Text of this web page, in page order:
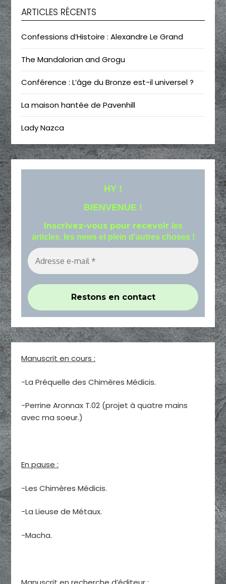
ARTICLES RÉCENTS
Confessions d’Histoire : Alexandre Le Grand
The Mandalorian and Grogu
Conférence : L’âge du Bronze est-il universel ?
La maison hantée de Pavenhill
Lady Nazca
HY !
BIENVENUE !
Inscrivez-vous pour recevoir les
articles, les news et plein d'autres choses !
Manuscrit en cours :
-La Préquelle des Chimères Médicis.
-Perrine Aronnax T.02 (projet à quatre mains
avec ma soeur.)
En pause :
-Les Chimères Médicis.
-La Lieuse de Métaux.
-Macha.